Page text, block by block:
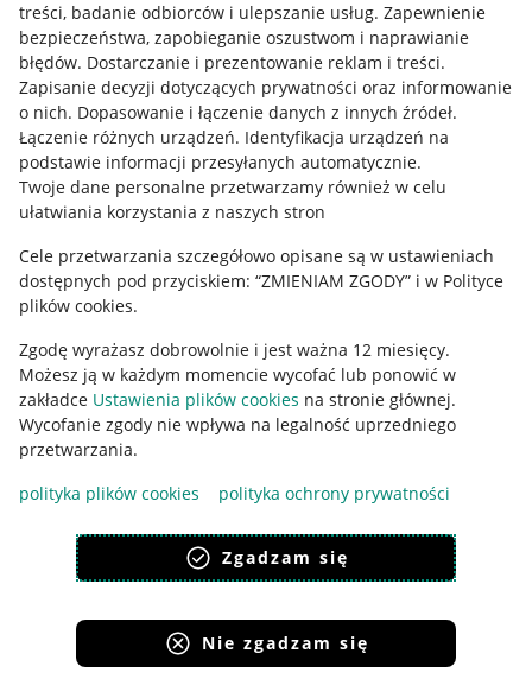
treści, badanie odbiorców i ulepszanie usług. Zapewnienie
bezpieczeństwa, zapobieganie oszustwom i naprawianie
błędów. Dostarczanie i prezentowanie reklam i treści.
Zapisanie decyzji dotyczących prywatności oraz informowanie
o nich. Dopasowanie i łączenie danych z innych źródeł.
Łączenie różnych urządzeń. Identyfikacja urządzeń na
podstawie informacji przesyłanych automatycznie.
Twoje dane personalne przetwarzamy również w celu
ułatwiania korzystania z naszych stron
Cele przetwarzania szczegółowo opisane są w ustawieniach
dostępnych pod przyciskiem: “ZMIENIAM ZGODY” i w Polityce
plików cookies.
Zgodę wyrażasz dobrowolnie i jest ważna 12 miesięcy.
Możesz ją w każdym momencie wycofać lub ponowić w
zakładce Ustawienia plików cookies na stronie głównej.
Wycofanie zgody nie wpływa na legalność uprzedniego
przetwarzania.
polityka plików cookies
polityka ochrony prywatności
Zgadzam się
Nie zgadzam się
Mapa miejscowości
Informacje prawne
Regulamin
Polityka plików "cookies"
Ustawienia plików "cookies"
Udostępnianie lokalizacji
Informacje dla Aktu o Usługach Cyfrowych
Pobierz aplikację
Korzystanie z serwisu oznacza akceptacjęregulaminu